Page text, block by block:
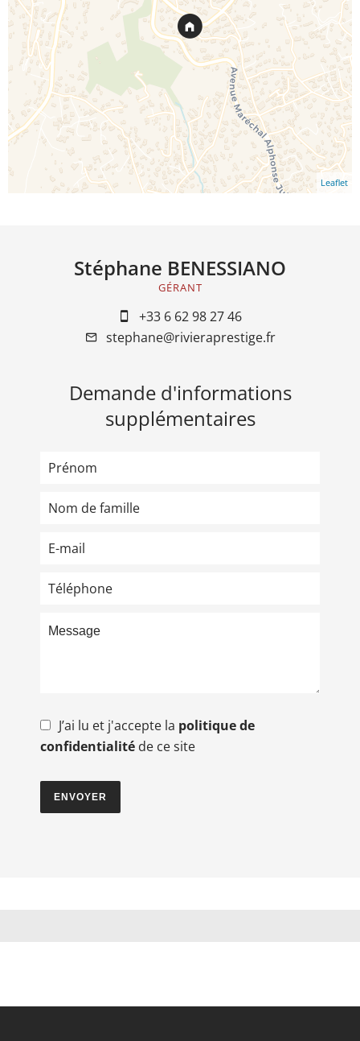
Leaflet
Stéphane BENESSIANO
GÉRANT
+33 6 62 98 27 46
stephane@rivieraprestige.fr
Demande d'informations
supplémentaires
J’ai lu et j'accepte la politique de
confidentialité de ce site
ENVOYER